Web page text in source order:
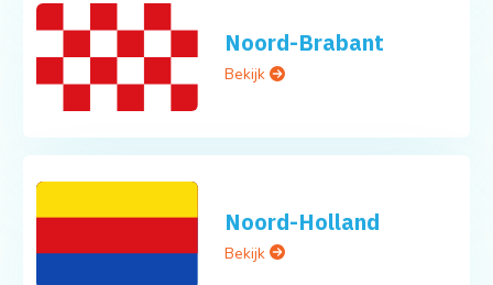
Noord-Brabant
Bekijk
Noord-Holland
Bekijk